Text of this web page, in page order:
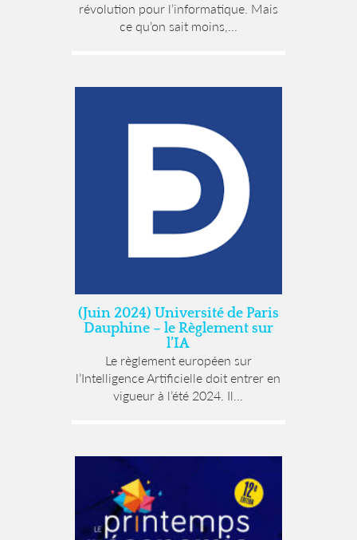
révolution pour l’informatique. Mais
ce qu’on sait moins,...
(Juin 2024) Université de Paris
Dauphine – le Règlement sur
l’IA
Le règlement européen sur
l’Intelligence Artificielle doit entrer en
vigueur à l’été 2024. Il...